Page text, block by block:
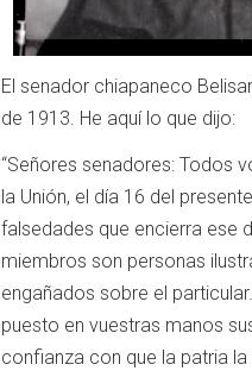
El senador chiapaneco
de 1913. He aquí lo que dijo:
“Señores senadores: Todos
la Unión, el día 16 del
falsedades que encierra ese
miembros son personas
engañados sobre el
puesto en vuestras manos
confianza con que la patria